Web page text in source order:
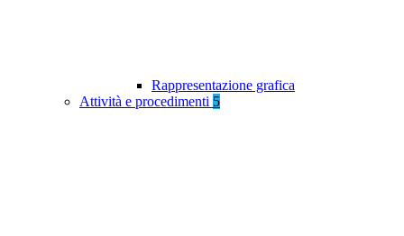
Rappresentazione grafica
Attività e procedimenti 5